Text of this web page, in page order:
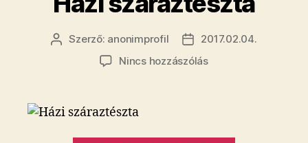
orosz
egyenrangú
Bejegyzés
Szerző: anonimprofil
Bejegyzés
dátuma
2017.02.04.
Nincs hozzászólása(z)